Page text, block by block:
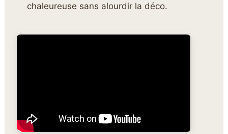
chaleureuse sans alourdir la déco.